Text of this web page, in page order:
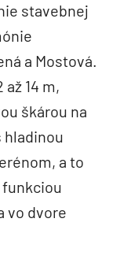
stavebnej
a Mostová.
14 m,
škárou na
hladinou
a to
vo dvore